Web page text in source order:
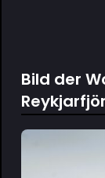
Bild der